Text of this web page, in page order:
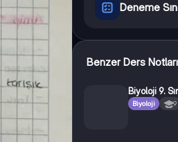
Deneme
Benzer Ders Notları
Biyoloji 9.
Biyoloji 9